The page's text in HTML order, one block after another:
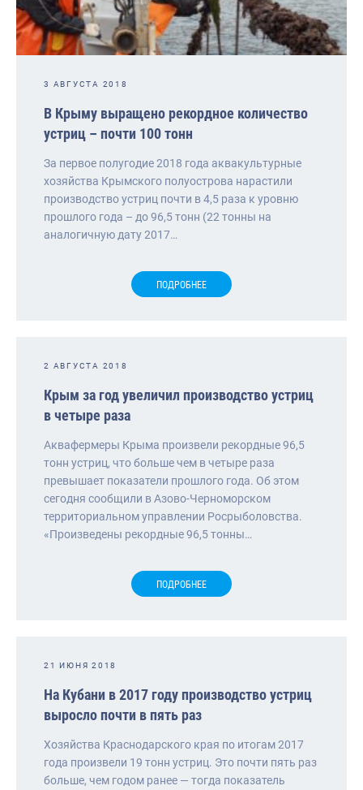
3 АВГУСТА 2018
В Крыму выращено рекордное количество
устриц – почти 100 тонн
За первое полугодие 2018 года аквакультурные
хозяйства Крымского полуострова нарастили
производство устриц почти в 4,5 раза к уровню
прошлого года – до 96,5 тонн (22 тонны на
аналогичную дату 2017…
ПОДРОБНЕЕ
2 АВГУСТА 2018
Крым за год увеличил производство устриц
в четыре раза
Аквафермеры Крыма произвели рекордные 96,5
тонн устриц, что больше чем в четыре раза
превышает показатели прошлого года. Об этом
сегодня сообщили в Азово-Черноморском
территориальном управлении Росрыболовства.
«Произведены рекордные 96,5 тонны…
ПОДРОБНЕЕ
21 ИЮНЯ 2018
На Кубани в 2017 году производство устриц
выросло почти в пять раз
Хозяйства Краснодарского края по итогам 2017
года произвели 19 тонн устриц. Это почти пять раз
больше, чем годом ранее — тогда показатель